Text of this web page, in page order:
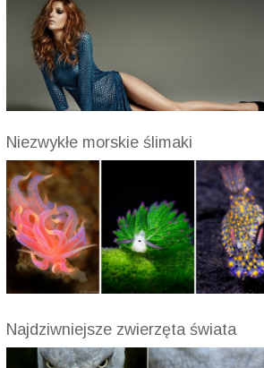
Niezwykłe morskie ślimaki
Najdziwniejsze zwierzęta świata